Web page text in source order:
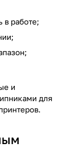
в работе;
и
для